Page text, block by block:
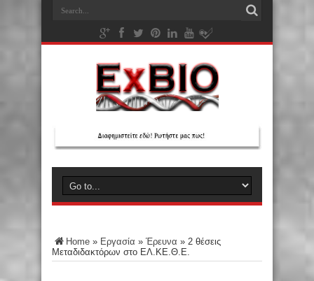
Home » Εργασία » Έρευνα » 2 θέσεις
Μεταδιδακτόρων στο ΕΛ.ΚΕ.Θ.Ε.